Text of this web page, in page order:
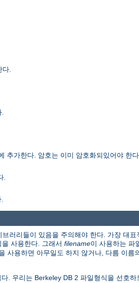
.
추가한다. 암호는 이미 암호화되있어야 한다.
.
러리들이 있음을 주의해야 한다. 가장 대
사용한다. 그래서 filename이 사용하는 파
사용하면 아무일도 하지 않거나, 다름 이름
. 우리는 Berkeley DB 2 파일형식을 선호하